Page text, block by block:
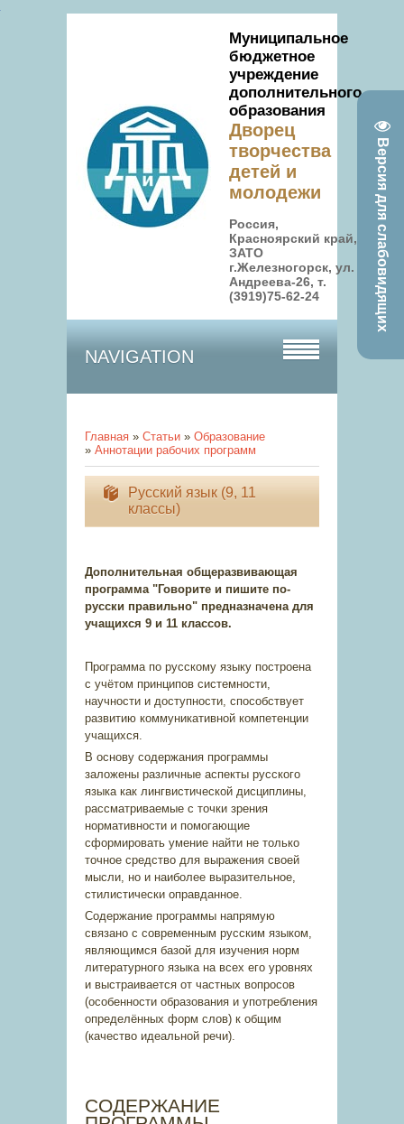
Версия для слабовидящих
Муниципальное
бюджетное
учреждение
дополнительного
образования
Дворец
творчества
детей и
молодежи
Россия,
Красноярский край,
ЗАТО
г.Железногорск, ул.
Андреева-26, т.
(3919)75-62-24
NAVIGATION
Главная » Статьи » Образование
» Аннотации рабочих программ
Русский язык (9, 11
классы)
Дополнительная общеразвивающая
программа "Говорите и пишите по-
русски правильно" предназначена для
учащихся 9 и 11 классов.
Программа по русскому языку построена
с учётом принципов системности,
научности и доступности, способствует
развитию коммуникативной компетенции
учащихся.
В основу содержания программы
заложены различные аспекты русского
языка как лингвистической дисциплины,
рассматриваемые с точки зрения
нормативности и помогающие
сформировать умение найти не только
точное средство для выражения своей
мысли, но и наиболее выразительное,
стилистически оправданное.
Содержание программы напрямую
связано с современным русским языком,
являющимся базой для изучения норм
литературного языка на всех его уровнях
и выстраивается от частных вопросов
(особенности образования и употребления
определённых форм слов) к общим
(качество идеальной речи).
СОДЕРЖАНИЕ